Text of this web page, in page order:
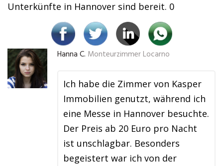
Unterkünfte in Hannover sind bereit. 0
Hanna C. Monteurzimmer Locarno
Ich habe die Zimmer von Kasper
Immobilien genutzt, während ich
eine Messe in Hannover besuchte.
Der Preis ab 20 Euro pro Nacht
ist unschlagbar. Besonders
begeistert war ich von der